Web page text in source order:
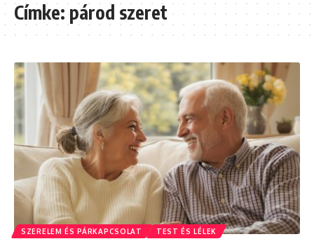
Címke:párod szeret
SZERELEM ÉS PÁRKAPCSOLAT TEST ÉS LÉLEK